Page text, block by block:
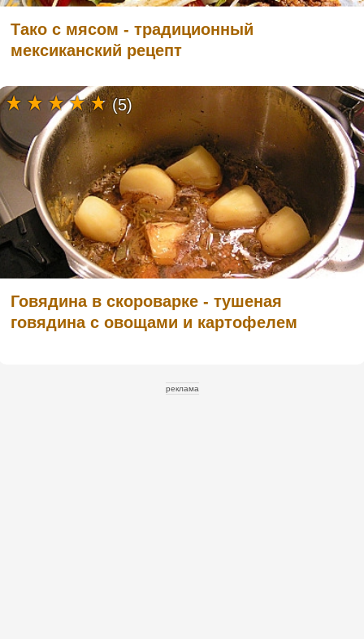
Тако с мясом - традиционный
мексиканский рецепт
Говядина в скороварке - тушеная
говядина с овощами и картофелем
(5)
реклама